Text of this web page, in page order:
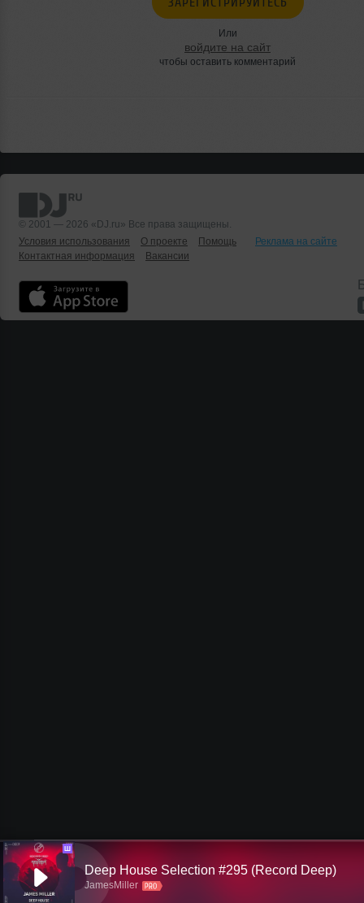
Или
войдите на сайт
чтобы оставить комментарий
© 2001 — 2026 «DJ.ru» Все права защищены.
Условия использования
О проекте Помощь
Реклама на сайте
Контактная информация
Вакансии
Ш
Deep House Selection #295 (Record Deep)
JamesMiller